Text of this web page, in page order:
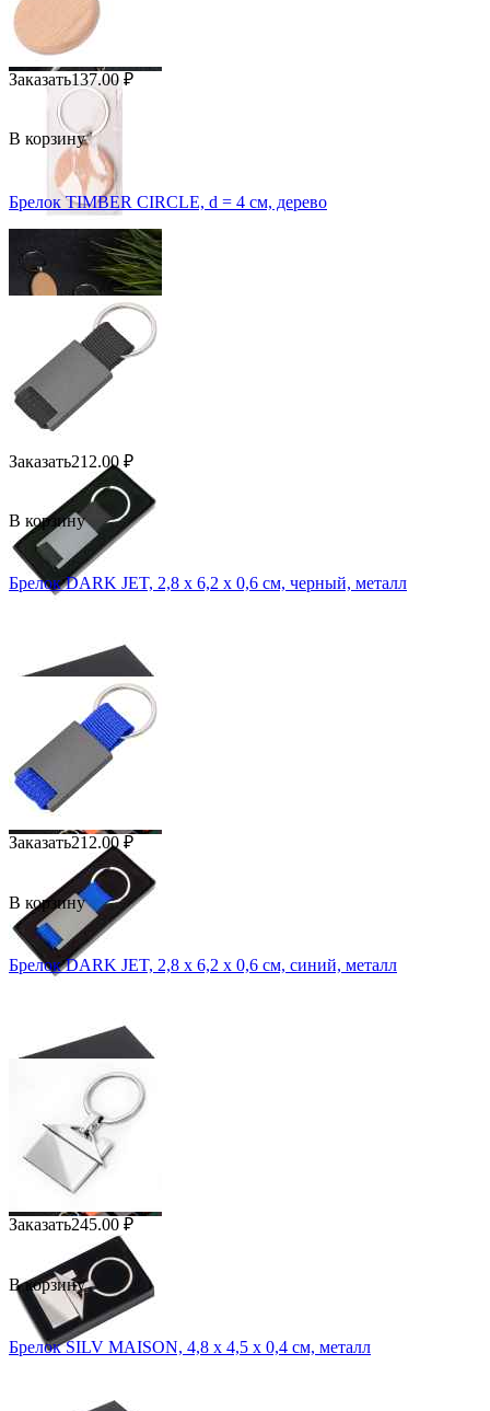
Заказать137.00 ₽
В корзину
Брелок TIMBER CIRCLE, d = 4 см, дерево
Заказать212.00 ₽
В корзину
Брелок DARK JET, 2,8 x 6,2 x 0,6 см, черный, металл
Заказать212.00 ₽
В корзину
Брелок DARK JET, 2,8 x 6,2 x 0,6 см, синий, металл
Заказать245.00 ₽
В корзину
Брелок SILV MAISON, 4,8 x 4,5 x 0,4 см, металл